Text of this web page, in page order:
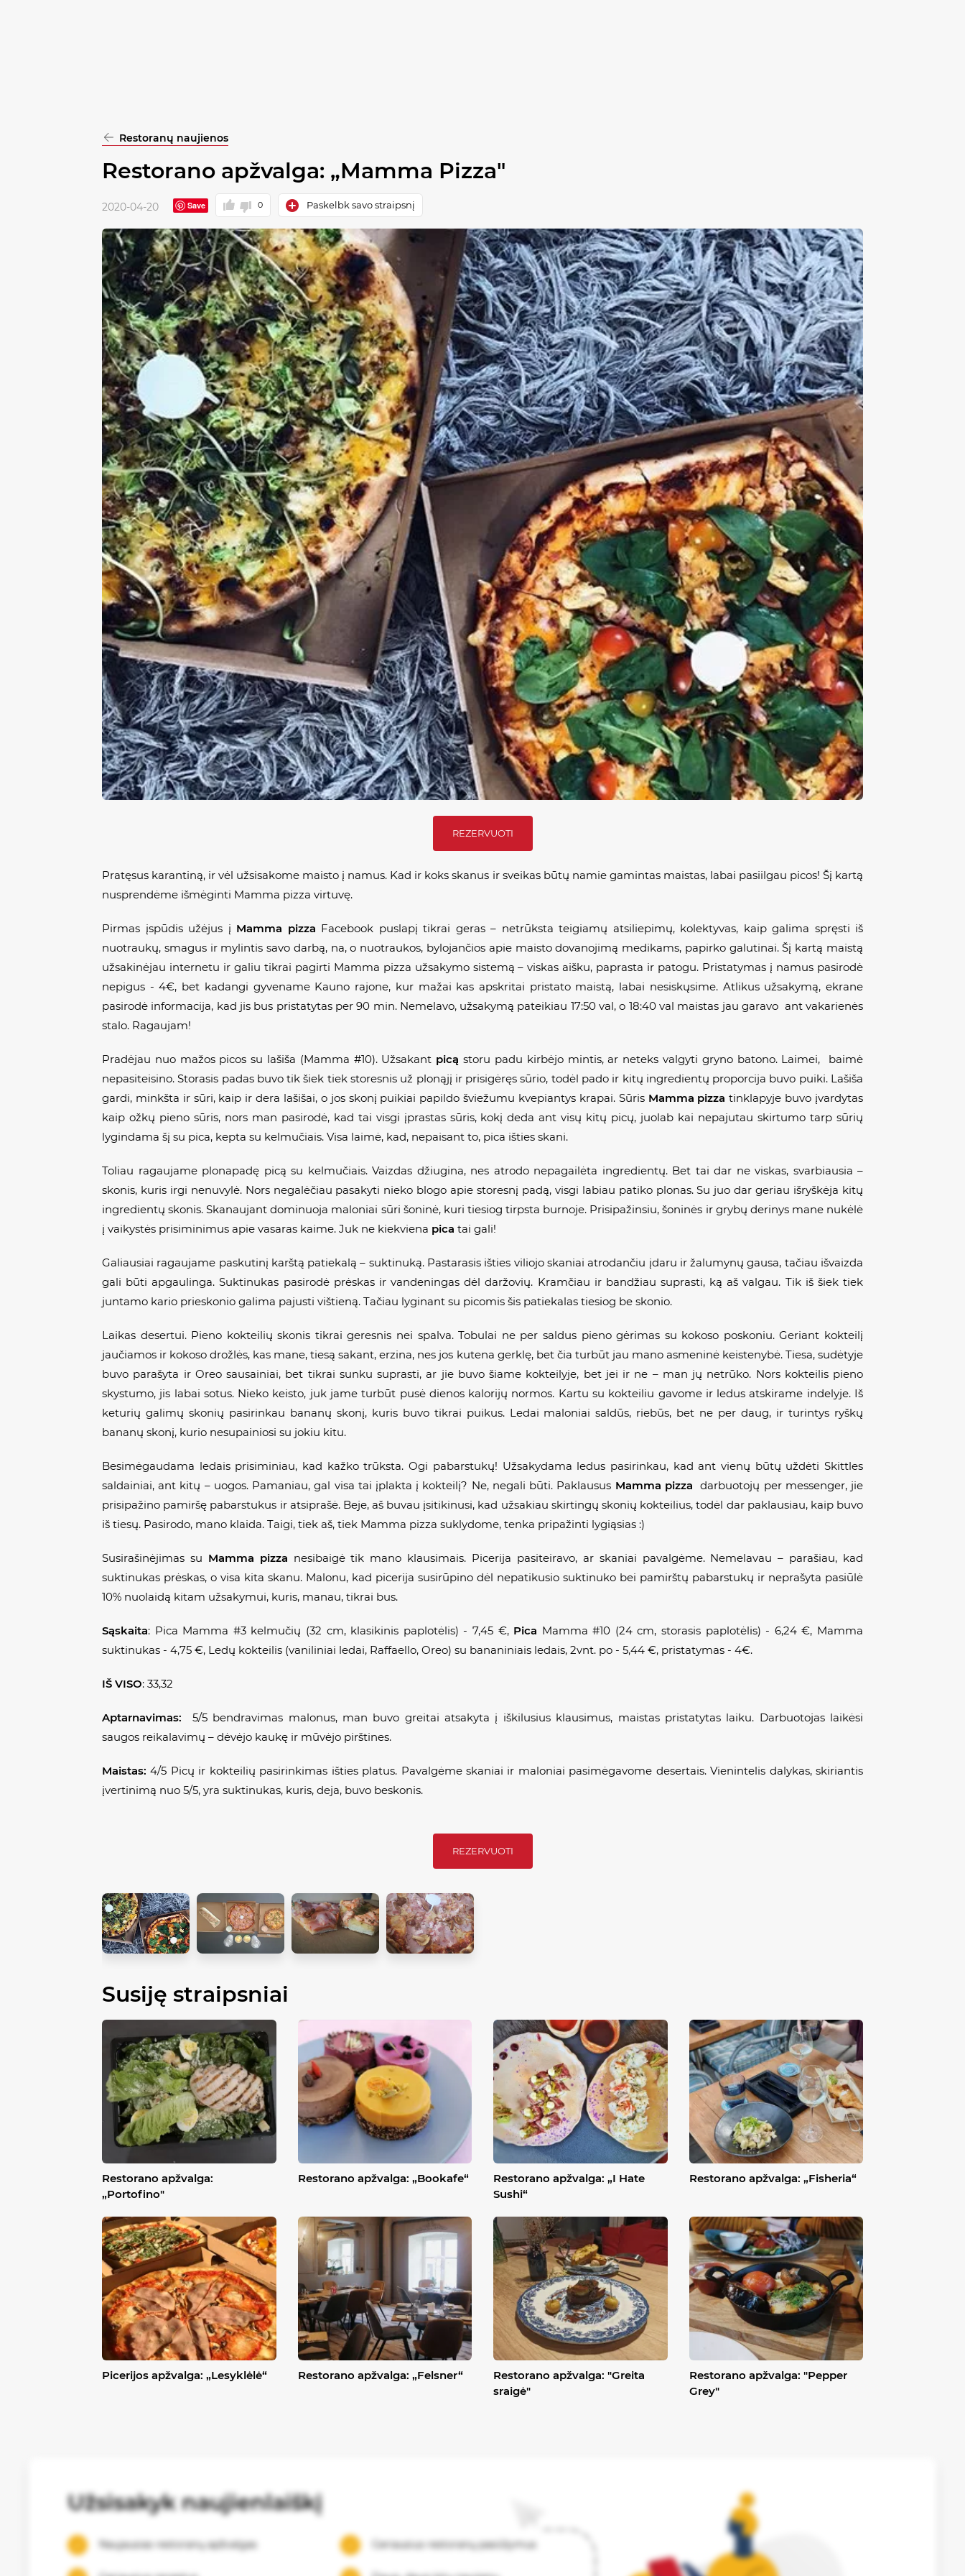
Restoranų naujienos
Restorano apžvalga: „Mamma Pizza"
2020-04-20 Save 0 Paskelbk savo straipsnį
REZERVUOTI
Pratęsus karantiną, ir vėl užsisakome maisto į namus. Kad ir koks skanus ir sveikas būtų namie gamintas maistas, labai pasiilgau picos! Šį kartą
nusprendėme išmėginti Mamma pizza virtuvę.
Pirmas įspūdis užėjus į Mamma pizza Facebook puslapį tikrai geras – netrūksta teigiamų atsiliepimų, kolektyvas, kaip galima spręsti iš
nuotraukų, smagus ir mylintis savo darbą, na, o nuotraukos, bylojančios apie maisto dovanojimą medikams, papirko galutinai. Šį kartą maistą
užsakinėjau internetu ir galiu tikrai pagirti Mamma pizza užsakymo sistemą – viskas aišku, paprasta ir patogu. Pristatymas į namus pasirodė
nepigus - 4€, bet kadangi gyvename Kauno rajone, kur mažai kas apskritai pristato maistą, labai nesiskųsime. Atlikus užsakymą, ekrane
pasirodė informacija, kad jis bus pristatytas per 90 min. Nemelavo, užsakymą pateikiau 17:50 val, o 18:40 val maistas jau garavo ant vakarienės
stalo. Ragaujam!
Pradėjau nuo mažos picos su lašiša (Mamma #10). Užsakant picą storu padu kirbėjo mintis, ar neteks valgyti gryno batono. Laimei, baimė
nepasiteisino. Storasis padas buvo tik šiek tiek storesnis už plonąjį ir prisigėręs sūrio, todėl pado ir kitų ingredientų proporcija buvo puiki. Lašiša
gardi, minkšta ir sūri, kaip ir dera lašišai, o jos skonį puikiai papildo šviežumu kvepiantys krapai. Sūris Mamma pizza tinklapyje buvo įvardytas
kaip ožkų pieno sūris, nors man pasirodė, kad tai visgi įprastas sūris, kokį deda ant visų kitų picų, juolab kai nepajutau skirtumo tarp sūrių
lygindama šį su pica, kepta su kelmučiais. Visa laimė, kad, nepaisant to, pica išties skani.
Toliau ragaujame plonapadę picą su kelmučiais. Vaizdas džiugina, nes atrodo nepagailėta ingredientų. Bet tai dar ne viskas, svarbiausia –
skonis, kuris irgi nenuvylė. Nors negalėčiau pasakyti nieko blogo apie storesnį padą, visgi labiau patiko plonas. Su juo dar geriau išryškėja kitų
ingredientų skonis. Skanaujant dominuoja maloniai sūri šoninė, kuri tiesiog tirpsta burnoje. Prisipažinsiu, šoninės ir grybų derinys mane nukėlė
į vaikystės prisiminimus apie vasaras kaime. Juk ne kiekviena pica tai gali!
Galiausiai ragaujame paskutinį karštą patiekalą – suktinuką. Pastarasis išties viliojo skaniai atrodančiu įdaru ir žalumynų gausa, tačiau išvaizda
gali būti apgaulinga. Suktinukas pasirodė prėskas ir vandeningas dėl daržovių. Kramčiau ir bandžiau suprasti, ką aš valgau. Tik iš šiek tiek
juntamo kario prieskonio galima pajusti vištieną. Tačiau lyginant su picomis šis patiekalas tiesiog be skonio.
Laikas desertui. Pieno kokteilių skonis tikrai geresnis nei spalva. Tobulai ne per saldus pieno gėrimas su kokoso poskoniu. Geriant kokteilį
jaučiamos ir kokoso drožlės, kas mane, tiesą sakant, erzina, nes jos kutena gerklę, bet čia turbūt jau mano asmeninė keistenybė. Tiesa, sudėtyje
buvo parašyta ir Oreosausainiai, bet tikrai sunku suprasti, ar jie buvo šiame kokteilyje, bet jei ir ne – man jų netrūko. Nors kokteilis pieno
skystumo, jis labai sotus. Nieko keisto, juk jame turbūt pusė dienos kalorijų normos. Kartu su kokteiliu gavome ir ledus atskirame indelyje. Iš
keturių galimų skonių pasirinkau bananų skonį, kuris buvo tikrai puikus. Ledai maloniai saldūs, riebūs, bet ne per daug, ir turintys ryškų
bananų skonį, kurio nesupainiosi su jokiu kitu.
Besimėgaudama ledais prisiminiau, kad kažko trūksta. Ogi pabarstukų! Užsakydama ledus pasirinkau, kad ant vienų būtų uždėti Skittles
saldainiai, ant kitų – uogos. Pamaniau, gal visa tai įplakta į kokteilį? Ne, negali būti. Paklausus Mamma pizza darbuotojų per messenger, jie
prisipažino pamiršę pabarstukus ir atsiprašė. Beje, aš buvau įsitikinusi, kad užsakiau skirtingų skonių kokteilius, todėl dar paklausiau, kaip buvo
iš tiesų. Pasirodo, mano klaida. Taigi, tiek aš, tiek Mamma pizza suklydome, tenka pripažinti lygiąsias :)
Susirašinėjimas su Mamma pizza nesibaigė tik mano klausimais. Picerija pasiteiravo, ar skaniai pavalgėme. Nemelavau – parašiau, kad
suktinukas prėskas, o visa kita skanu. Malonu, kad picerija susirūpino dėl nepatikusio suktinuko bei pamirštų pabarstukų ir neprašyta pasiūlė
10% nuolaidą kitam užsakymui, kuris, manau, tikrai bus.
Sąskaita: Pica Mamma #3 kelmučių (32 cm, klasikinis paplotėlis) - 7,45 €, Pica Mamma #10 (24 cm, storasis paplotėlis) - 6,24 €, Mamma
suktinukas - 4,75 €, Ledų kokteilis (vaniliniai ledai, Raffaello, Oreo) su bananiniais ledais, 2vnt. po - 5,44 €, pristatymas - 4€.
IŠ VISO: 33,32
Aptarnavimas: 5/5 bendravimas malonus, man buvo greitai atsakyta į iškilusius klausimus, maistas pristatytas laiku. Darbuotojas laikėsi
saugos reikalavimų – dėvėjo kaukę ir mūvėjo pirštines.
Maistas:4/5 Picų ir kokteilių pasirinkimas išties platus. Pavalgėme skaniai ir maloniai pasimėgavome desertais. Vienintelis dalykas, skiriantis
įvertinimą nuo 5/5, yra suktinukas, kuris, deja, buvo beskonis.
REZERVUOTI
Susiję straipsniai
Restorano apžvalga:
„Portofino"
Restorano apžvalga: „Bookafe“
Restorano apžvalga: „I Hate
Sushi“
Restorano apžvalga: „Fisheria“
Picerijos apžvalga: „Lesyklėlė“ Restorano apžvalga: „Felsner“
Restorano apžvalga: "Greita
sraigė"
Restorano apžvalga: "Pepper
Grey"
Užsisakyk naujienlaiškį
Naujausias restoranų apžvalgas Geriausius restoranų pasiūlymus